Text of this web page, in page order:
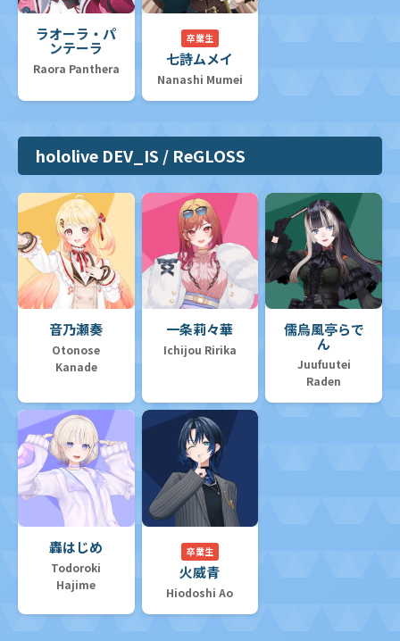
ラオーラ・パ
ンテーラ
Raora Panthera
卒業生
七詩ムメイ
Nanashi Mumei
hololive DEV_IS / ReGLOSS
音乃瀬奏
Otonose
Kanade
一条莉々華
Ichijou Ririka
儒烏風亭らで
ん
Juufuutei
Raden
轟はじめ
Todoroki
Hajime
卒業生
火威青
Hiodoshi Ao